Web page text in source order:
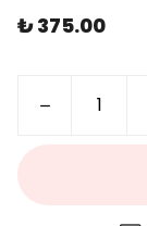
₺ 375.00